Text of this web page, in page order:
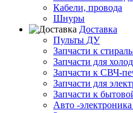
Кабели, провода
Шнуры
Доставка
Пульты ДУ
Запчасти к
Запчасти для
Запчасти к СВЧ-
Запчасти для
Запчасти к
Авто -